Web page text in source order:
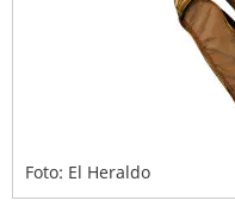
Foto: El Heraldo